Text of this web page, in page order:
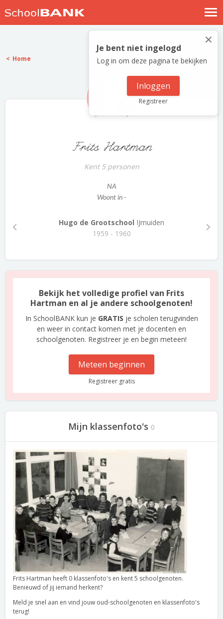
Nostalgische verhalen
Log in
Meld je gratis aan
×
Je bent niet ingelogd
Log in om deze pagina te bekijken
Inloggen
Registreer
Home
Frits Hartman
Kent 5 personen
NA
Woont in -
Hugo de Grootschool IJmuiden
1959 - 1960
Bekijk het volledige profiel van Frits
Hartman en al je andere schoolgenoten!
In SchoolBANK kun je GRATIS je scholen terugvinden
en weer in contact komen met je docenten en
schoolgenoten. Registreer je en begin meteen!
Meteen beginnen
Registreer gratis
Mijn klassenfoto's 0
Frits Hartman heeft 0 klassenfoto's en kent 5 schoolgenoten.
Benieuwd of jij iemand herkent?
Meld je snel aan en vind jouw oud-schoolgenoten en klassenfoto's
terug!